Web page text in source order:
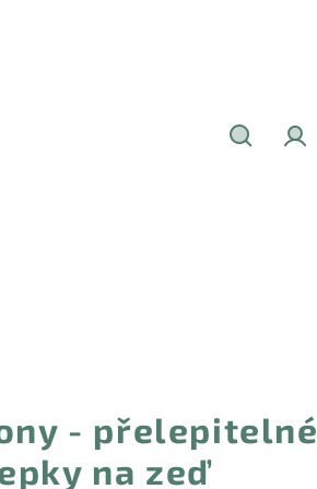
- přelepitelné
na zeď